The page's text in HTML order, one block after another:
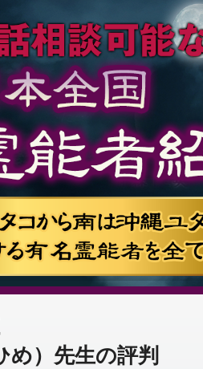
め）先生の評判